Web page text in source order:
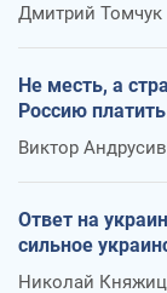
Дмитрий Томчук
Не месть, а
Россию
Виктор Андрусив
Ответ на
сильное
Николай